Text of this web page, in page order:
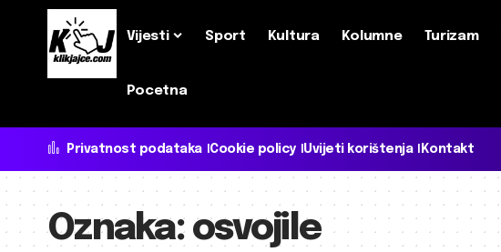
Vijesti Sport Kultura Kolumne Turizam
Pocetna
Privatnost podataka Cookie policy Uvijeti korištenja Kontakt
Oznaka: osvojile